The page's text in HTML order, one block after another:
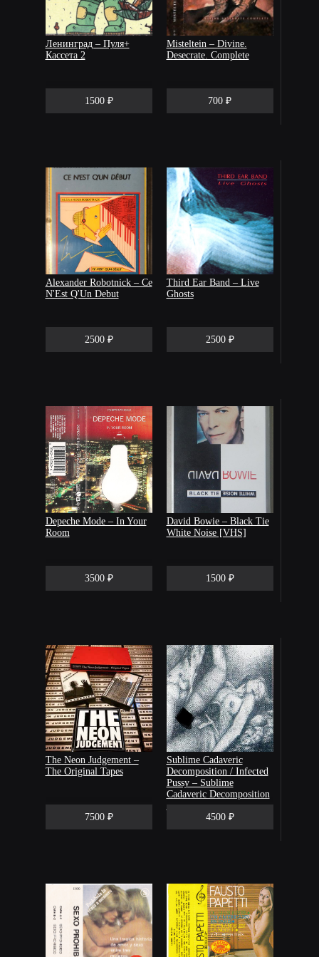
Ленинград – Пуля+
Кассета 2
1500 ₽
Misteltein – Divine.
Desecrate. Complete
700 ₽
Alexander Robotnick – Ce
N'Est Q'Un Debut
2500 ₽
Third Ear Band – Live
Ghosts
2500 ₽
Depeche Mode – In Your
Room
3500 ₽
David Bowie ‎– Black Tie
White Noise [VHS]
1500 ₽
The Neon Judgement ‎–
The Original Tapes
7500 ₽
Sublime Cadaveric
Decomposition / Infected
Pussy ‎– Sublime
Cadaveric Decomposition
/ Infected Pussy
4500 ₽